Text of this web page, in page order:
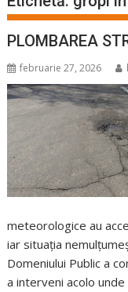
PLOMBAREA
februarie 27, 2026
meteorologice au
iar situația
Domeniului Public a
a interveni acolo